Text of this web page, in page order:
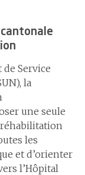
Service
la
une seule
les
et d’orienter
l’Hôpital